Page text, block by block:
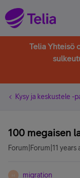
Telia Yhteisö
Kysy ja keskustele -
100 megaisen
Forum|Forum|11 years
M migration